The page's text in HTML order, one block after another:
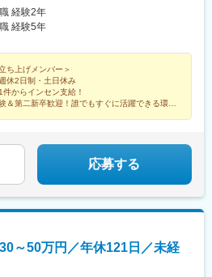
経験2年
経験5年
ち上げメンバー＞
休2日制・土日休み
からインセン支給！
＆第二新卒歓迎！誰でもすぐに活躍できる環境
応募する
～50万円／年休121日／未経